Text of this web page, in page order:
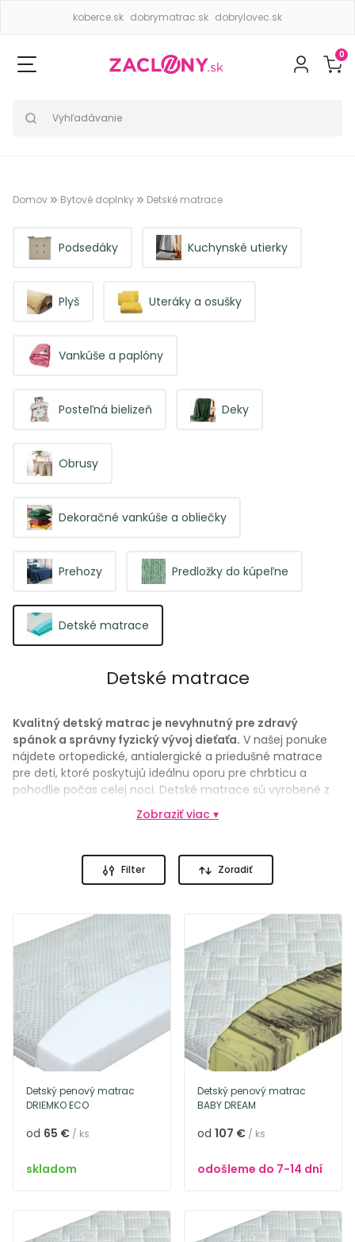
koberce.sk dobrymatrac.sk dobrylovec.sk
0
Domov Bytové doplnky Detské matrace
Podsedáky Kuchynské utierky
Plyš Uteráky a osušky
Vankúše a paplóny
Posteľná bielizeň Deky
Obrusy
Dekoračné vankúše a obliečky
Prehozy Predložky do kúpeľne
Detské matrace
Detské matrace
Kvalitný detský matrac je nevyhnutný pre zdravý
spánok a správny fyzický vývoj dieťaťa. V našej ponuke
nájdete ortopedické, antialergické a priedušné matrace
pre deti, ktoré poskytujú ideálnu oporu pre chrbticu a
pohodlie počas celej noci. Detské matrace sú vyrobené z
kvalitných a zdravotne nezávadných materiálov, ktoré
zabezpečujú optimálnu cirkuláciu vzduchu, odvádzajú
rozmery vhodné do postieľok, detských postelí aj rastúcich
lôžok. Doprajte svojmu dieťaťu bezpečný a komfortný
spánok každý deň.
Zobraziť viac ▾
Filter Zoradiť
Detský penový matrac
DRIEMKO ECO
od 65 € / ks
skladom
Detský penový matrac
BABY DREAM
od 107 € / ks
odošleme do 7-14 dní